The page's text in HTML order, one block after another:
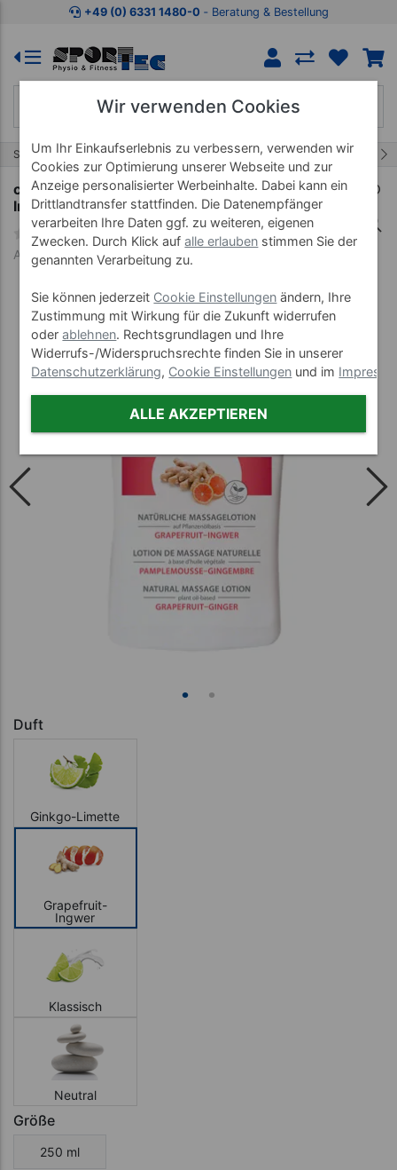
Zum Kaufbereich springen Zur Produktbeschreibung
+49 (0) 6331 1480-0 ‐ Beratung & Bestellung
Start Präparate Massagepräparate 14/246
cosiMed Natürliche Massagelotion Grapefruit-
Ingwer mit Druckspender, 500 ml
Art-Nr. 24586
Duft
Ginkgo-Limette
Grapefruit-
Ingwer
Klassisch
Neutral
Größe
250 ml
Wir verwenden Cookies
Um Ihr Einkaufserlebnis zu verbessern, verwenden wir
Cookies zur Optimierung unserer Webseite und zur
Anzeige personalisierter Werbeinhalte. Dabei kann ein
Drittlandtransfer stattfinden. Die Datenempfänger
verarbeiten Ihre Daten ggf. zu weiteren, eigenen
Zwecken. Durch Klick aufalle erlauben stimmen Sie der
genannten Verarbeitung zu.
Sie können jederzeit Cookie Einstellungen ändern, Ihre
Zustimmung mit Wirkung für die Zukunft widerrufen
oderablehnen. Rechtsgrundlagen und Ihre
Widerrufs-/Widerspruchsrechte finden Sie in unserer
Datenschutzerklärung, Cookie Einstellungen und im
ALLE AKZEPTIEREN